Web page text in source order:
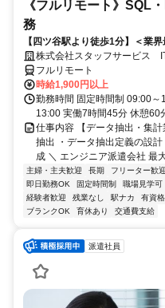
《フルリモート》SQL
務
【四ツ谷駅より徒歩1分】＜業
以上◎ 来社不要のカンタン登
株式会社スタッフサービス
フルリモート
時給1,900円以上
勤務時間 固定時間制 09:00
13:00 実働7時間45分 休憩60
仕事内容 【データ抽出・集
抽出 ・データ抽出定義の設
成 ＼ エンジニア派遣会社 最
主婦・主夫歓迎 長期 フリーター歓迎
即日勤務OK
固定時間制 職場見学可
経験者歓迎
残業なし 駅ナカ 有資
ブランクOK
育休あり 交通費支給
派遣社員